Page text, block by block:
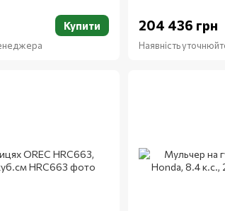
Купити 204 436 грн
Наявність